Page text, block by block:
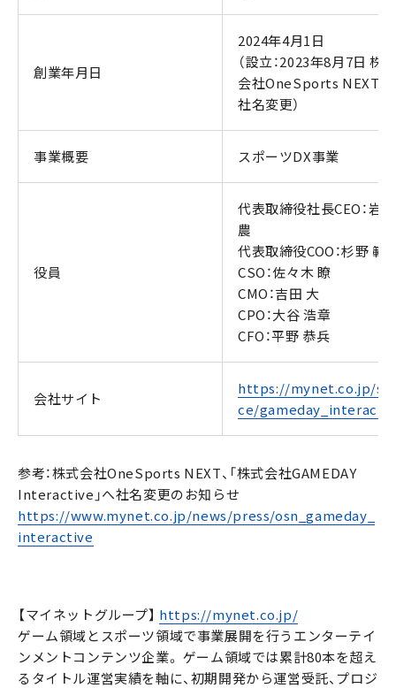
創業年月日
2024年4月1日
（設立：2023年8月7日 株
会社OneSports NEXT
社名変更）
事業概要 スポーツDX事業
役員
代表取締役社長CEO：岩城
農
代表取締役COO：杉野 範
CSO：佐々木 瞭
CMO：吉田 大
CPO：大谷 浩章
CFO：平野 恭兵
会社サイト
https://mynet.co.jp/
ce/
参考：株式会社OneSports NEXT、「株式会社GAMEDAY
Interactive」へ社名変更のお知らせ
https://www.mynet.co.jp/news/press/osn_gameday_
interactive
【マイネットグループ】 https://mynet.co.jp/
ゲーム領域とスポーツ領域で事業展開を行うエンターテイ
ンメントコンテンツ企業。 ゲーム領域では累計80本を超え
るタイトル運営実績を軸に、初期開発から運営受託、プロジ